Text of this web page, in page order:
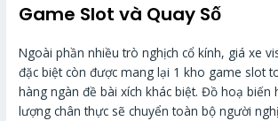
Game Slot và Quay Số
Ngoài phần nhiều trò nghịch cổ kính, giá xe
đặc biệt còn được mang lại 1 kho game slot
hàng ngàn đề bài xích khác biệt. Đồ hoạ biến
lượng chân thực sẽ chuyển toàn bộ người